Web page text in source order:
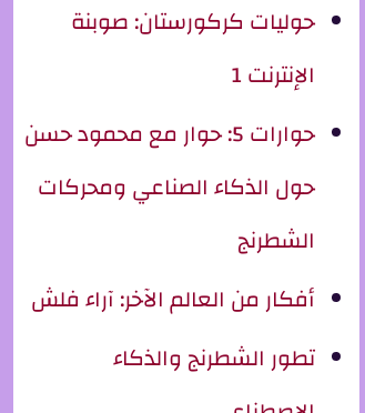
حوليات كركورستان: صوبنة
الإنترنت 1
حوارات 5: حوار مع محمود حسن
حول الذكاء الصناعي ومحركات
الشطرنج
أفكار من العالم الآخر: آراء فلش
تطور الشطرنج والذكاء